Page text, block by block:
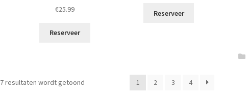
€25.99
Reserveer
Reserveer
resultaten wordt getoond 1 2 3 4